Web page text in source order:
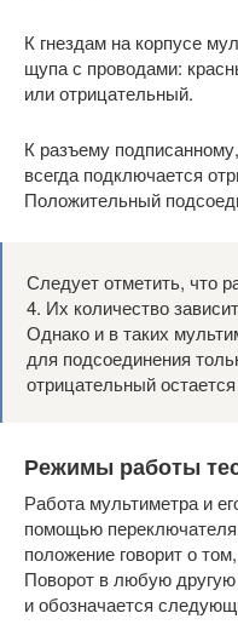
К гнездам на корпусе
щупа с проводами:
или отрицательный.
К разъему
всегда подключается
Положительный
Следует отметить, что
4. Их количество
Однако и в таких
для подсоединения
отрицательный
Режимы работы
Работа мультиметра и
помощью
положение говорит о
Поворот в любую
и обозначается